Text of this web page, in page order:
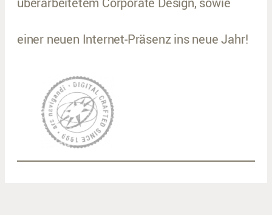
einer neuen Internet-Präsenz ins neue Jahr!